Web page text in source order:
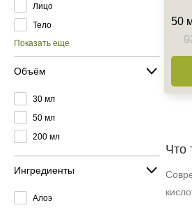
Лицо
Тело
Показать еще
Объём
30 мл
50 мл
200 мл
Ингредиенты
Алоэ
50
Что